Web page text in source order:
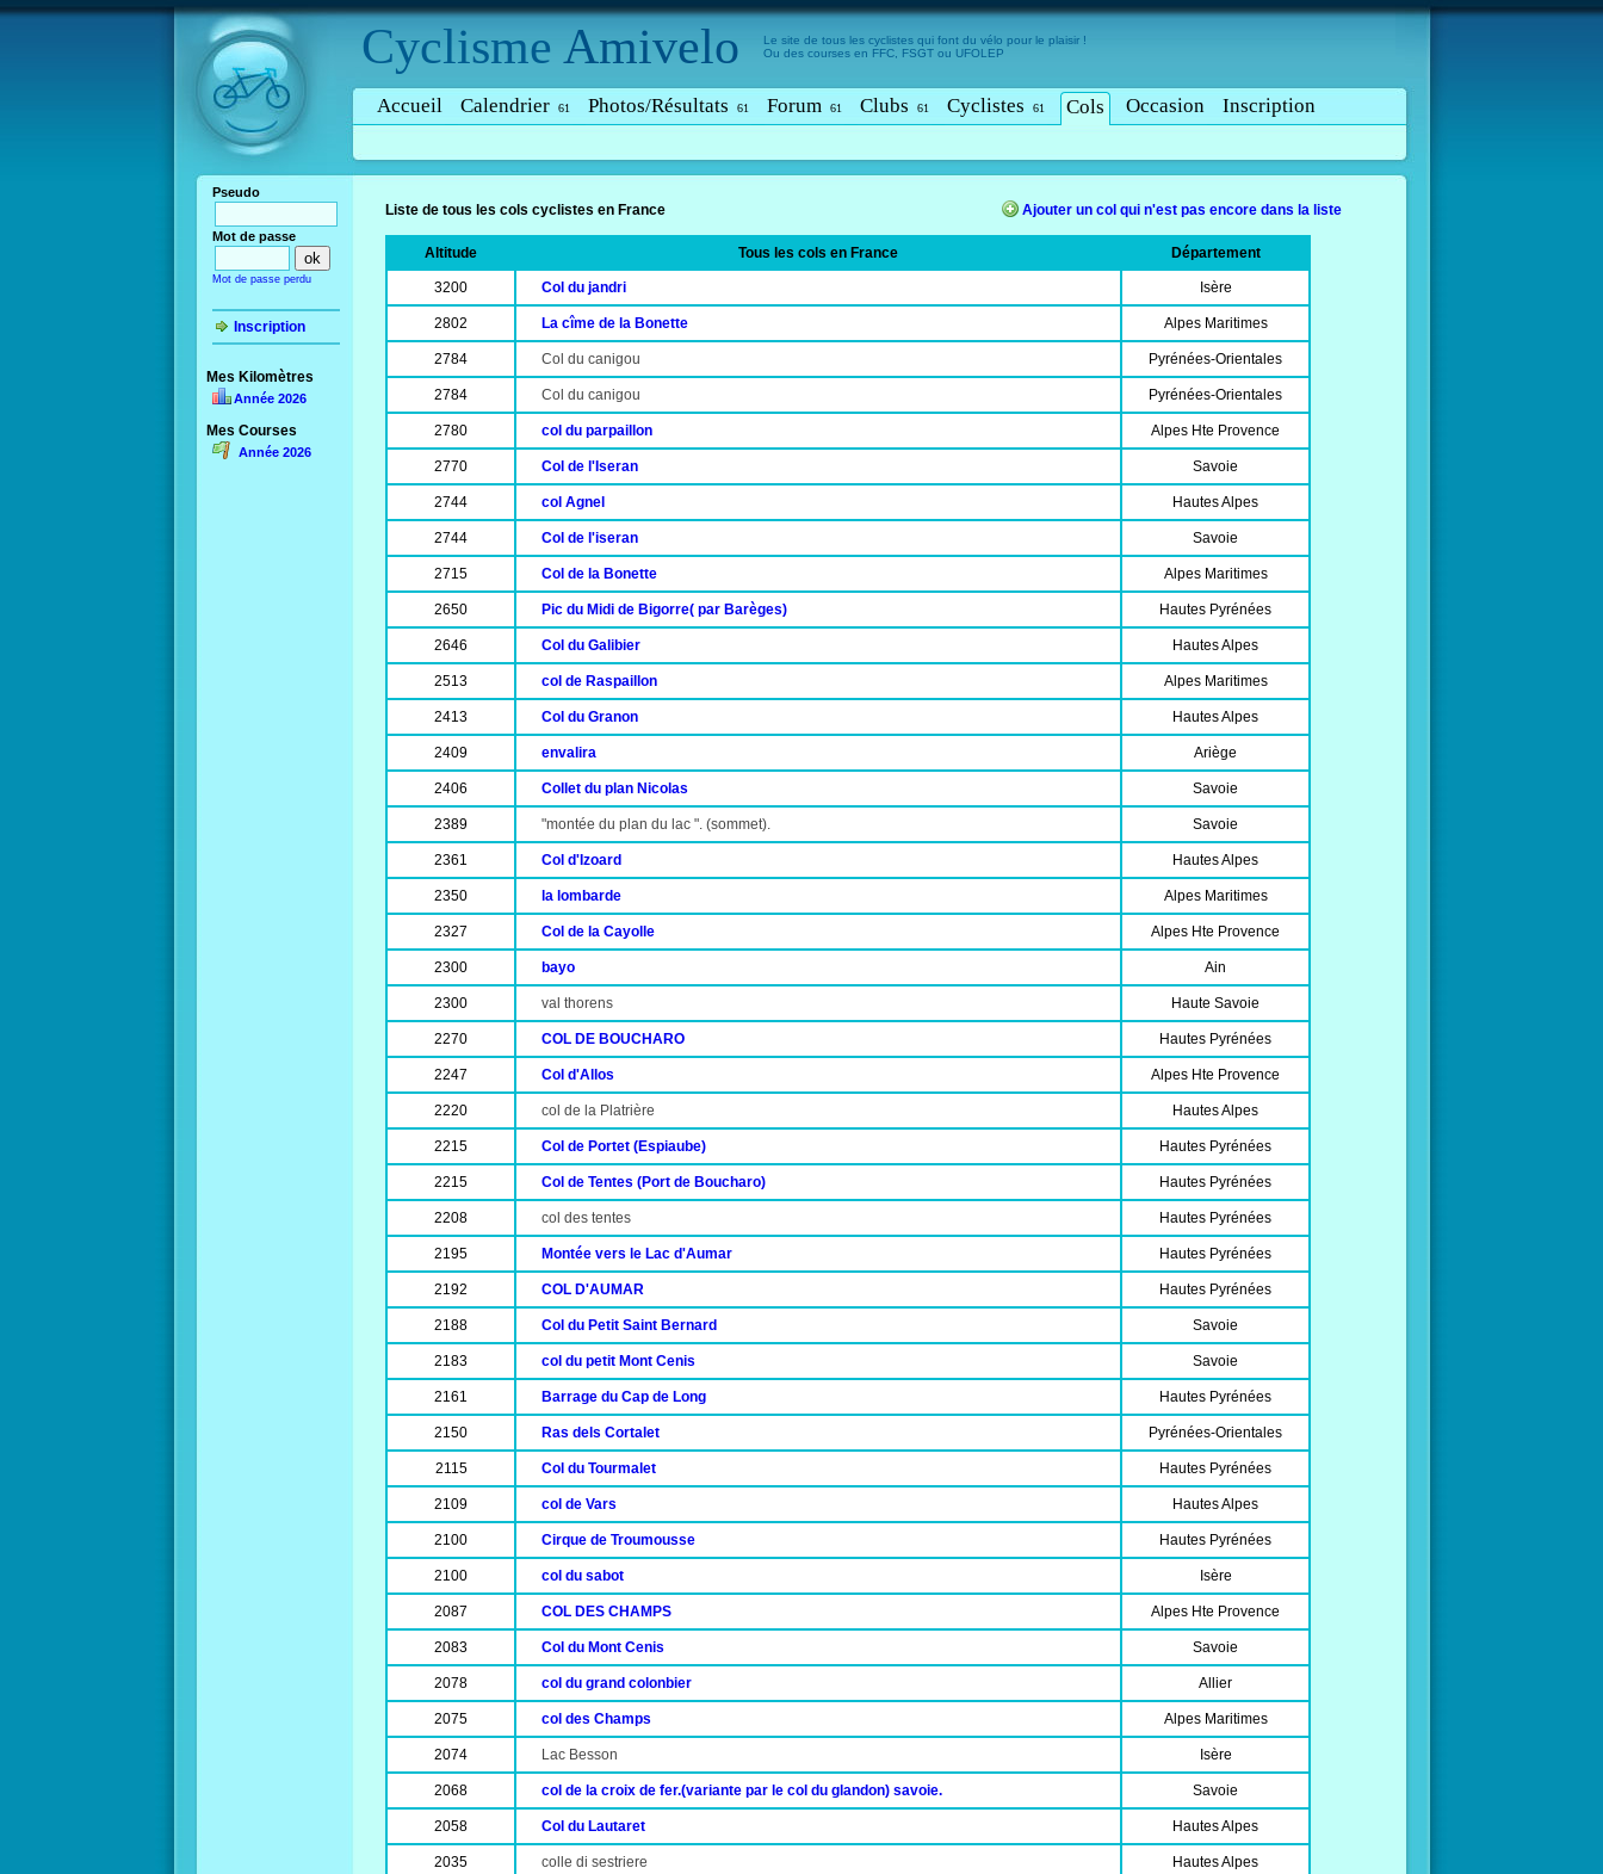
Cyclisme Amivelo
Le site de tous les cyclistes qui font du vélo pour le plaisir !
Ou des courses en FFC, FSGT ou UFOLEP
Accueil Calendrier 61 Photos/Résultats 61 Forum 61 Clubs 61 Cyclistes 61 Cols Occasion Inscription
Pseudo
Mot de passe
Mot de passe perdu
Inscription
Mes Kilomètres
Année 2026
Mes Courses
Année 2026
Ajouter un col qui n'est pas encore dans la liste
Liste de tous les cols cyclistes en France
Altitude Tous les cols en France Département
3200 Col du jandri Isère
2802 La cîme de la Bonette Alpes Maritimes
2784 Col du canigou Pyrénées-Orientales
2784 Col du canigou Pyrénées-Orientales
2780 col du parpaillon Alpes Hte Provence
2770 Col de l'Iseran Savoie
2744 col Agnel Hautes Alpes
2744 Col de l'iseran Savoie
2715 Col de la Bonette Alpes Maritimes
2650 Pic du Midi de Bigorre( par Barèges) Hautes Pyrénées
2646 Col du Galibier Hautes Alpes
2513 col de Raspaillon Alpes Maritimes
2413 Col du Granon Hautes Alpes
2409 envalira Ariège
2406 Collet du plan Nicolas Savoie
2389 "montée du plan du lac ". (sommet). Savoie
2361 Col d'Izoard Hautes Alpes
2350 la lombarde Alpes Maritimes
2327 Col de la Cayolle Alpes Hte Provence
2300 bayo Ain
2300 val thorens Haute Savoie
2270 COL DE BOUCHARO Hautes Pyrénées
2247 Col d'Allos Alpes Hte Provence
2220 col de la Platrière Hautes Alpes
2215 Col de Portet (Espiaube) Hautes Pyrénées
2215 Col de Tentes (Port de Boucharo) Hautes Pyrénées
2208 col des tentes Hautes Pyrénées
2195 Montée vers le Lac d'Aumar Hautes Pyrénées
2192 COL D'AUMAR Hautes Pyrénées
2188 Col du Petit Saint Bernard Savoie
2183 col du petit Mont Cenis Savoie
2161 Barrage du Cap de Long Hautes Pyrénées
2150 Ras dels Cortalet Pyrénées-Orientales
2115 Col du Tourmalet Hautes Pyrénées
2109 col de Vars Hautes Alpes
2100 Cirque de Troumousse Hautes Pyrénées
2100 col du sabot Isère
2087 COL DES CHAMPS Alpes Hte Provence
2083 Col du Mont Cenis Savoie
2078 col du grand colonbier Allier
2075 col des Champs Alpes Maritimes
2074 Lac Besson Isère
2068 col de la croix de fer.(variante par le col du glandon) savoie. Savoie
2058 Col du Lautaret Hautes Alpes
2035 colle di sestriere Hautes Alpes